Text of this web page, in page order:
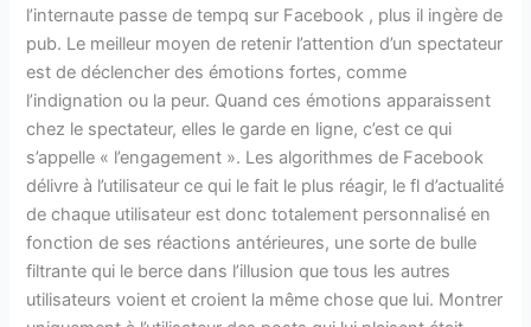
l’internaute passe de tempq sur Facebook , plus il ingère de
pub. Le meilleur moyen de retenir l’attention d’un spectateur
est de déclencher des émotions fortes, comme
l’indignation ou la peur. Quand ces émotions apparaissent
chez le spectateur, elles le garde en ligne, c’est ce qui
s’appelle « l’engagement ». Les algorithmes de Facebook
délivre à l’utilisateur ce qui le fait le plus réagir, le fl d’actualité
de chaque utilisateur est donc totalement personnalisé en
fonction de ses réactions antérieures, une sorte de bulle
filtrante qui le berce dans l’illusion que tous les autres
utilisateurs voient et croient la même chose que lui. Montrer